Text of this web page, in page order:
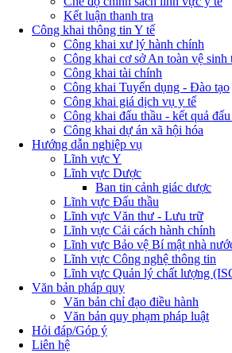
Kết luận thanh tra
Công khai thông tin Y tế
Công khai xư lý hành chính
Công khai cơ sở An toàn vệ sinh
Công khai tài chính
Công khai Tuyển dụng - Đào tạo
Công khai giá dịch vụ y tế
Công khai đấu thầu - kết quả đấu
Công khai dự án xã hội hóa
Hướng dẫn nghiệp vụ
Lĩnh vực Y
Lĩnh vực Dược
Ban tin cảnh giác dược
Lĩnh vực Đấu thầu
Lĩnh vực Văn thư - Lưu trữ
Lĩnh vực Cải cách hành chính
Lĩnh vực Bảo vệ Bí mật nhà
Lĩnh vực Công nghệ thông tin
Lĩnh vực Quản lý chất lượng
Văn bản pháp quy
Văn bản chỉ đạo điều hành
Văn bản quy phạm pháp luật
Hỏi đáp/Góp ý
Liên hệ